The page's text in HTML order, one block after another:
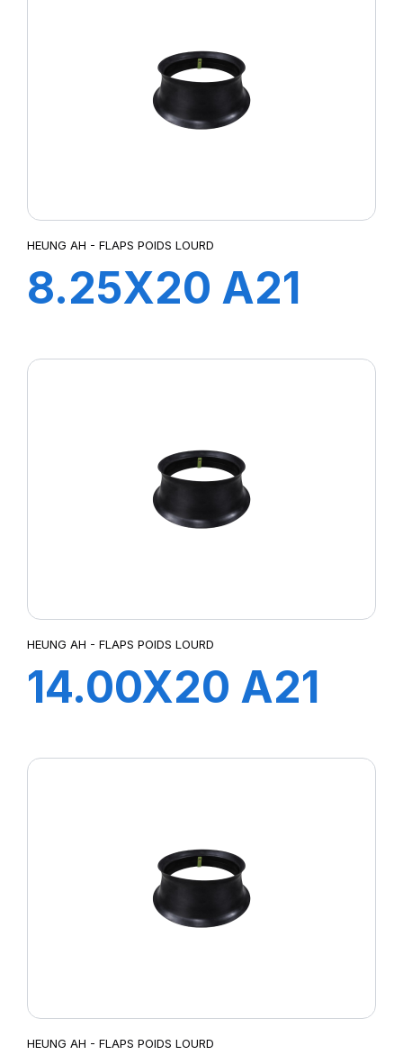
HEUNG AH - FLAPS POIDS LOURD
8.25X20 A21
HEUNG AH - FLAPS POIDS LOURD
14.00X20 A21
HEUNG AH - FLAPS POIDS LOURD